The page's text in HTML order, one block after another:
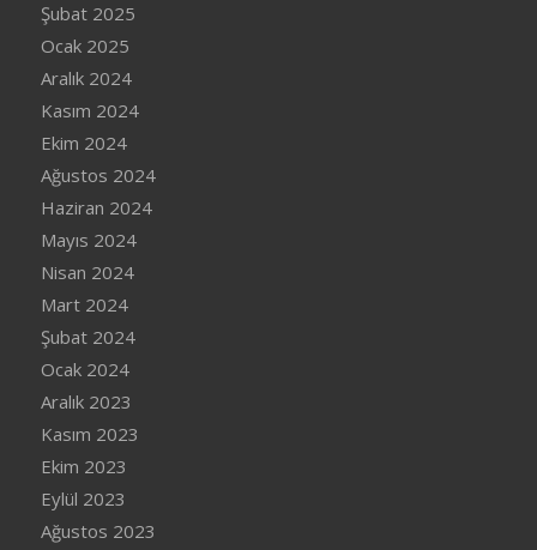
Şubat 2025
Ocak 2025
Aralık 2024
Kasım 2024
Ekim 2024
Ağustos 2024
Haziran 2024
Mayıs 2024
Nisan 2024
Mart 2024
Şubat 2024
Ocak 2024
Aralık 2023
Kasım 2023
Ekim 2023
Eylül 2023
Ağustos 2023